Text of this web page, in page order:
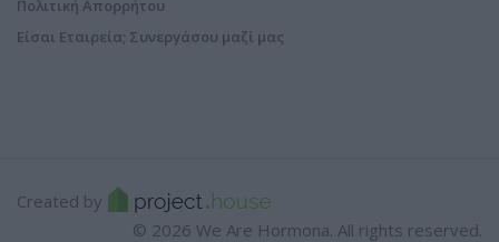
Πολιτική Απορρήτου
Είσαι Εταιρεία; Συνεργάσου μαζί μας
Created by
© 2026 We Are Hormona. All rights reserved.